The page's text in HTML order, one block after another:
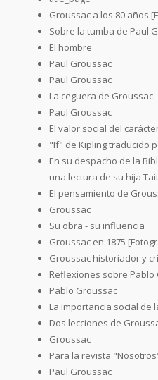
Groussac a los 80 años
Sobre la tumba de Paul
El hombre
Paul Groussac
Paul Groussac
La ceguera de Groussac
Paul Groussac
El valor social del
"If" de Kipling traducido
En su despacho de la
una lectura de su hija
El pensamiento de
Groussac
Su obra - su influencia
Groussac en 1875
Groussac historiador y
Reflexiones sobre Pablo
Pablo Groussac
La importancia social de
Dos lecciones de
Groussac
Para la revista
Paul Groussac